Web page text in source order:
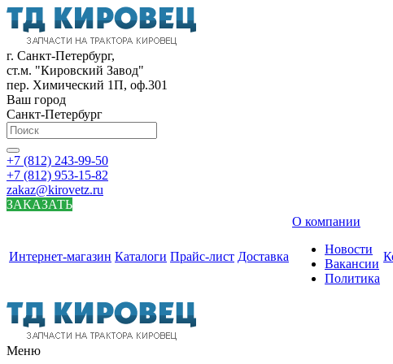
г. Санкт-Петербург,
ст.м. "Кировский Завод"
пер. Химический 1П, оф.301
Ваш город
Санкт-Петербург
+7 (812) 243-99-50
+7 (812) 953-15-82
zakaz@kirovetz.ru
ЗАКАЗАТЬ
Интернет-магазин Каталоги Прайс-лист Доставка
О компании
Новости
Вакансии
Политика
Меню